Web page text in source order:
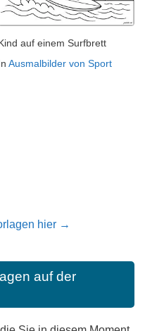
auf einem Surfbrett
Ausmalbilder von Sport
hier →
auf der